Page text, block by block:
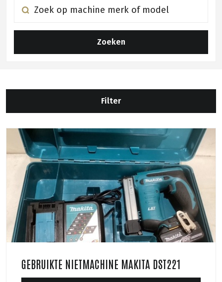
Filter
GEBRUIKTE NIETMACHINE MAKITA DST221